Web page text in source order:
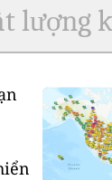
lượng